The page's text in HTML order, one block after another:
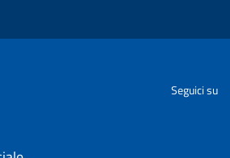
Seguici su